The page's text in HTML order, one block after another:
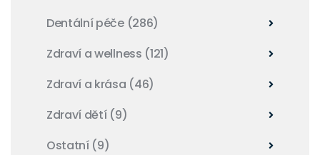
Dentální péče (286)
Zdraví a wellness (121)
Zdraví a krása (46)
Zdraví dětí (9)
Ostatní (9)